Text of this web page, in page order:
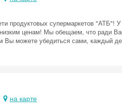
продуктовых супермаркетов "АТБ"!
ценам! Мы обещаем, что ради
Вы можете убедиться сами, каждый
на карте
Хочешь дешевле? Оставь почту и